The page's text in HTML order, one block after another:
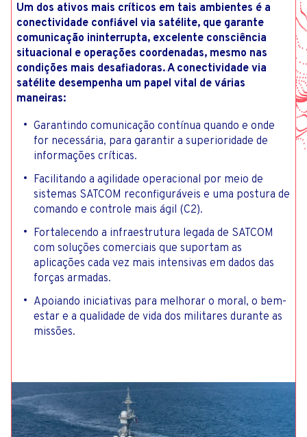
Um dos ativos mais críticos em tais ambientes é a
conectividade confiável via satélite, que garante
comunicação ininterrupta, excelente consciência
situacional e operações coordenadas, mesmo nas
condições mais desafiadoras. A conectividade via
satélite desempenha um papel vital de várias
maneiras:
Garantindo comunicação contínua quando e onde
for necessária, para garantir a superioridade de
informações críticas.
Facilitando a agilidade operacional por meio de
sistemas SATCOM reconfiguráveis ​​e uma postura de
comando e controle mais ágil (C2).
Fortalecendo a infraestrutura legada de SATCOM
com soluções comerciais que suportam as
aplicações cada vez mais intensivas em dados das
forças armadas.
Apoiando iniciativas para melhorar o moral, o bem-
estar e a qualidade de vida dos militares durante as
missões.